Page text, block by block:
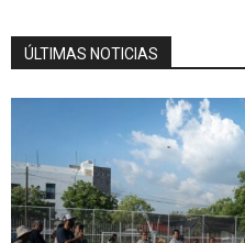
ÚLTIMAS NOTICIAS